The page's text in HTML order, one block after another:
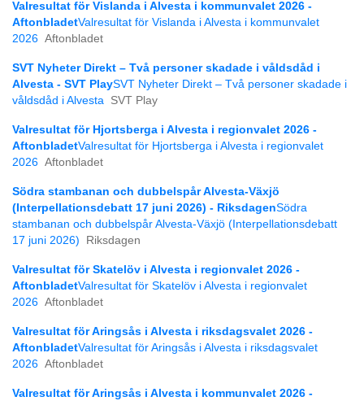
Valresultat för Vislanda i Alvesta i kommunvalet 2026 -
AftonbladetValresultat för Vislanda i Alvesta i kommunvalet
2026 Aftonbladet
SVT Nyheter Direkt – Två personer skadade i våldsdåd i
Alvesta - SVT PlaySVT Nyheter Direkt – Två personer skadade i
våldsdåd i Alvesta SVT Play
Valresultat för Hjortsberga i Alvesta i regionvalet 2026 -
AftonbladetValresultat för Hjortsberga i Alvesta i regionvalet
2026 Aftonbladet
Södra stambanan och dubbelspår Alvesta-Växjö
(Interpellationsdebatt 17 juni 2026) - RiksdagenSödra
stambanan och dubbelspår Alvesta-Växjö (Interpellationsdebatt
17 juni 2026)
Riksdagen
Valresultat för Skatelöv i Alvesta i regionvalet 2026 -
AftonbladetValresultat för Skatelöv i Alvesta i regionvalet
2026 Aftonbladet
Valresultat för Aringsås i Alvesta i riksdagsvalet 2026 -
AftonbladetValresultat för Aringsås i Alvesta i riksdagsvalet
2026 Aftonbladet
Valresultat för Aringsås i Alvesta i kommunvalet 2026 -